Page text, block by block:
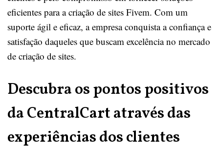
eficientes para a criação de sites Fivem. Com um
suporte ágil e eficaz, a empresa conquista a confiança e
satisfação daqueles que buscam excelência no mercado
de criação de sites.
Descubra os pontos positivos
da CentralCart através das
experiências dos clientes